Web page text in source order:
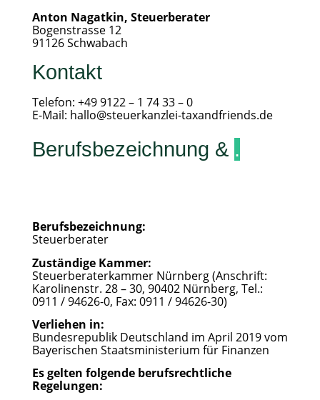
Anton Nagatkin, Steuerberater
Bogenstrasse 12
91126 Schwabach
Kontakt
Telefon: +49 9122 – 1 74 33 – 0
E-Mail: hallo@steuerkanzlei-taxandfriends.de
Berufsbezeichnung & .
Berufsbezeichnung:
Steuerberater
Zuständige Kammer:
Steuerberaterkammer Nürnberg (Anschrift:
Karolinenstr. 28 – 30, 90402 Nürnberg, Tel.:
0911 / 94626-0, Fax: 0911 / 94626-30)
Verliehen in:
Bundesrepublik Deutschland im April 2019 vom
Bayerischen Staatsministerium für Finanzen
Es gelten folgende berufsrechtliche
Regelungen: